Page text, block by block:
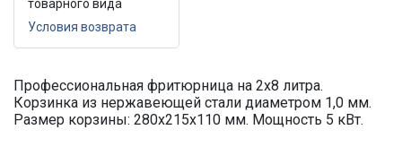
товарного вида
Условия возврата
Профессиональная фритюрница на 2х8 литра.
Корзинка из нержавеющей стали диаметром 1,0 мм.
Размер корзины: 280х215х110 мм. Мощность 5 кВт.